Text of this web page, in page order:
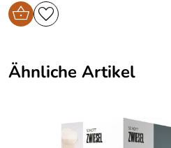
Ähnliche Artikel